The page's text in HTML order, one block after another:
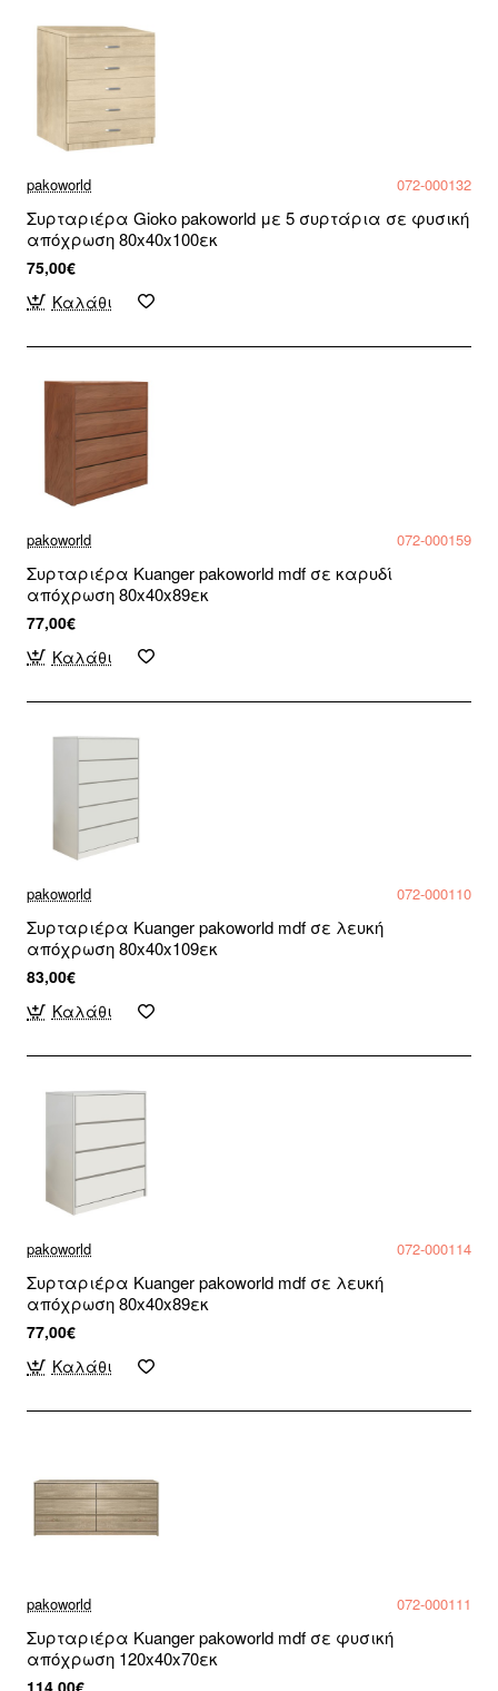
pakoworld 072-000132
Συρταριέρα Gioko pakoworld με 5 συρτάρια σε φυσική
απόχρωση 80x40x100εκ
75,00€
Καλάθι
pakoworld 072-000159
Συρταριέρα Kuanger pakoworld mdf σε καρυδί
απόχρωση 80x40x89εκ
77,00€
Καλάθι
pakoworld 072-000110
Συρταριέρα Kuanger pakoworld mdf σε λευκή
απόχρωση 80x40x109εκ
83,00€
Καλάθι
pakoworld 072-000114
Συρταριέρα Kuanger pakoworld mdf σε λευκή
απόχρωση 80x40x89εκ
77,00€
Καλάθι
pakoworld 072-000111
Συρταριέρα Kuanger pakoworld mdf σε φυσική
απόχρωση 120x40x70εκ
114,00€